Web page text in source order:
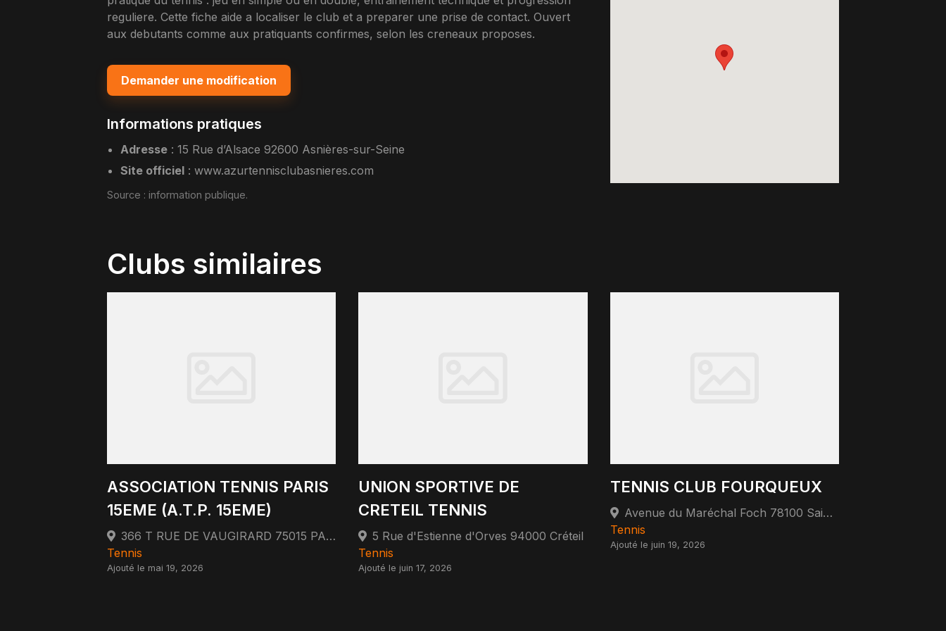
reguliere. Cette fiche aide a localiser le club et a preparer une prise de contact. Ouvert
aux debutants comme aux pratiquants confirmes, selon les creneaux proposes.
Demander une modification
Informations pratiques
Adresse :15 Rue d’Alsace 92600 Asnières-sur-Seine
Site officiel :www.azurtennisclubasnieres.com
Source : information publique.
Clubs similaires
ASSOCIATION TENNIS PARIS
15EME (A.T.P. 15EME)
366 T RUE DE VAUGIRARD 75015 PARIS 75015 Paris
Tennis
Ajouté le mai 19, 2026
UNION SPORTIVE DE
CRETEIL TENNIS
5 Rue d'Estienne d'Orves 94000 Créteil
Tennis
Ajouté le juin 17, 2026
TENNIS CLUB FOURQUEUX
Avenue du Maréchal Foch 78100 Saint-Germain-en-Laye
Tennis
Ajouté le juin 19, 2026